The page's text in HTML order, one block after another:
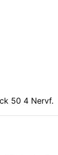
50 4 Nervf.